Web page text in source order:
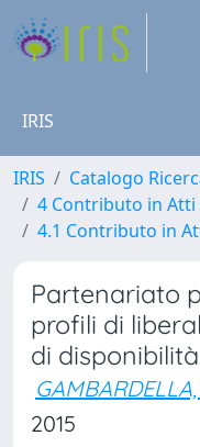
IRIS
IRIS
Catalogo
4 Contributo in Atti
4.1 Contributo in
Partenariato
profili di
di disponibilità
2015